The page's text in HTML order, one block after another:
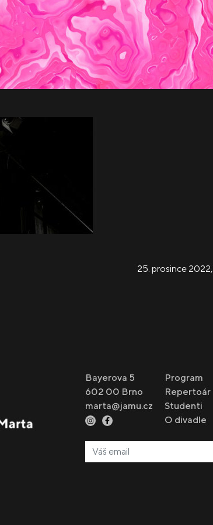
25. prosince 2022,
Bayerova 5
602 00 Brno
marta@jamu.cz
Program
Repertoár
Studenti
O divadle